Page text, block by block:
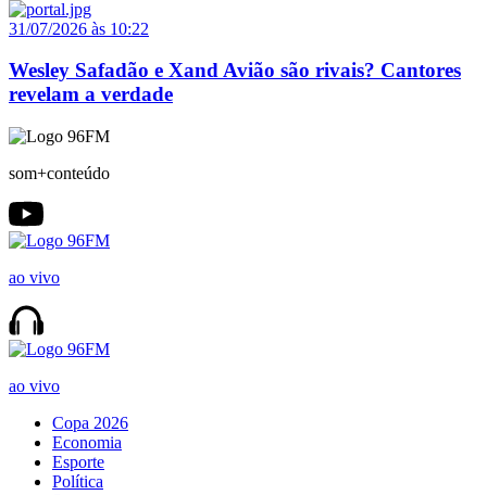
31/07/2026 às 10:22
Wesley Safadão e Xand Avião são rivais? Cantores
revelam a verdade
som+conteúdo
ao vivo
ao vivo
Copa 2026
Economia
Esporte
Política